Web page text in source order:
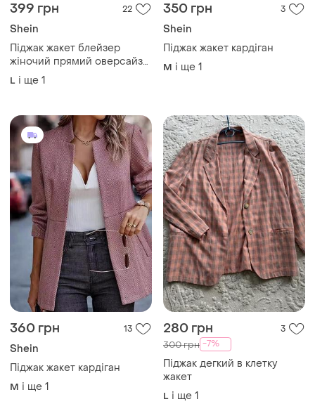
399 грн 22
Shein
Піджак жакет блейзер
жіночий прямий оверсайз
бежево- рожевий пудровий
shein
L і ще 1
350 грн 3
Shein
Піджак жакет кардіган
M і ще 1
360 грн 13
Shein
Піджак жакет кардіган
M і ще 1
280 грн 3
300 грн -7%
Піджак дегкий в клетку
жакет
L і ще 1